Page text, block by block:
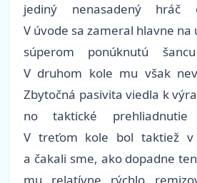
jediný nenasadený hráč
V úvode sa zameral hlavne na
súperom ponúknutú
V druhom kole mu však
Zbytočná pasivita viedla k
no taktické
V treťom kole bol taktiež v
a čakali sme, ako dopadne